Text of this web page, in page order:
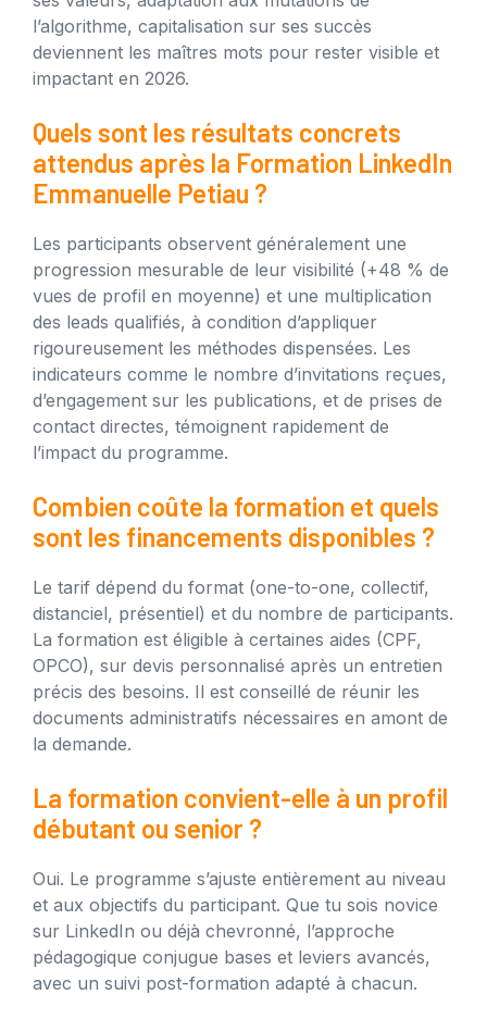
l’algorithme, capitalisation sur ses succès
deviennent les maîtres mots pour rester visible et
impactant en 2026.
Quels sont les résultats concrets
attendus après la Formation LinkedIn
Emmanuelle Petiau ?
Les participants observent généralement une
progression mesurable de leur visibilité (+48 % de
vues de profil en moyenne) et une multiplication
des leads qualifiés, à condition d’appliquer
rigoureusement les méthodes dispensées. Les
indicateurs comme le nombre d’invitations reçues,
d’engagement sur les publications, et de prises de
contact directes, témoignent rapidement de
l’impact du programme.
Combien coûte la formation et quels
sont les financements disponibles ?
Le tarif dépend du format (one-to-one, collectif,
distanciel, présentiel) et du nombre de participants.
La formation est éligible à certaines aides (CPF,
OPCO), sur devis personnalisé après un entretien
précis des besoins. Il est conseillé de réunir les
documents administratifs nécessaires en amont de
la demande.
La formation convient-elle à un profil
débutant ou senior ?
Oui. Le programme s’ajuste entièrement au niveau
et aux objectifs du participant. Que tu sois novice
sur LinkedIn ou déjà chevronné, l’approche
pédagogique conjugue bases et leviers avancés,
avec un suivi post-formation adapté à chacun.